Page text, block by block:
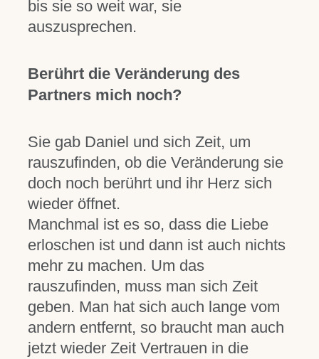
bis sie so weit war, sie
auszusprechen.
Berührt die Veränderung des
Partners mich noch?
Sie gab Daniel und sich Zeit, um
rauszufinden, ob die Veränderung sie
doch noch berührt und ihr Herz sich
wieder öffnet.
Manchmal ist es so, dass die Liebe
erloschen ist und dann ist auch nichts
mehr zu machen. Um das
rauszufinden, muss man sich Zeit
geben. Man hat sich auch lange vom
andern entfernt, so braucht man auch
jetzt wieder Zeit Vertrauen in die